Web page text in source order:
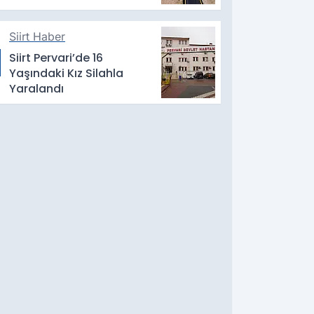
Siirt Haber
Siirt Pervari’de 16
Yaşındaki Kız Silahla
Yaralandı